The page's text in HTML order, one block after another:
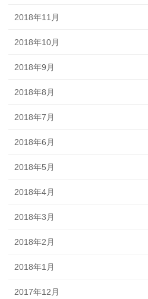
2018年11月
2018年10月
2018年9月
2018年8月
2018年7月
2018年6月
2018年5月
2018年4月
2018年3月
2018年2月
2018年1月
2017年12月